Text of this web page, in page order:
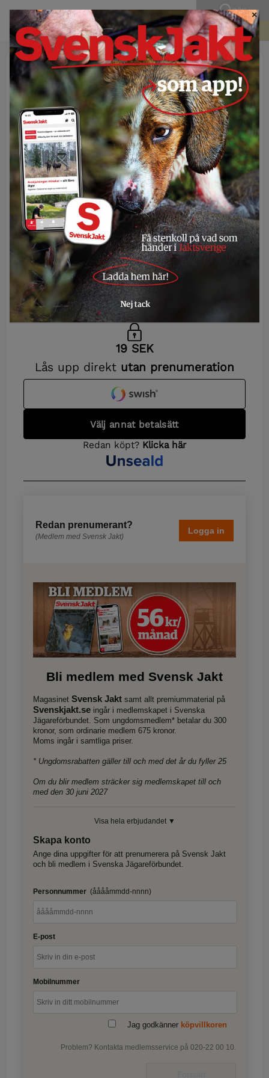
SÖK
BLI MEDLEM
Publicerad 20 oktober 2022 - 20:05
Ambitiöst om jaktens
historia och nutid
Redan prenumerant?
(Medlem med Svensk Jakt)
Logga in
Bli medlem med Svensk Jakt
Magasinet Svensk Jakt samt allt premiummaterial på
Svenskjakt.se ingår i medlemskapet i Svenska
Jägareförbundet. Som ungdomsmedlem* betalar du 300
kronor, som ordinarie medlem 675 kronor.
Moms ingår i samtliga priser.
* Ungdomsrabatten gäller till och med det år du fyller 25
Om du blir medlem sträcker sig medlemskapet till och
med den 30 juni 2027
Visa hela erbjudandet ▼
Skapa konto
Ange dina uppgifter för att prenumerera på Svensk Jakt
och bli medlem i Svenska Jägareförbundet.
Personnummer (ååååmmdd-nnnn)
E-post
Mobilnummer
Jag godkänner köpvillkoren
Problem? Kontakta medlemsservice på 020-22 00 10.
×